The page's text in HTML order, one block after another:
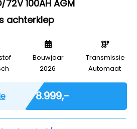
72V 100AH AGM
achterklep
Bouwjaar
2026
Transmissie
Automaat
€ 8.999,-